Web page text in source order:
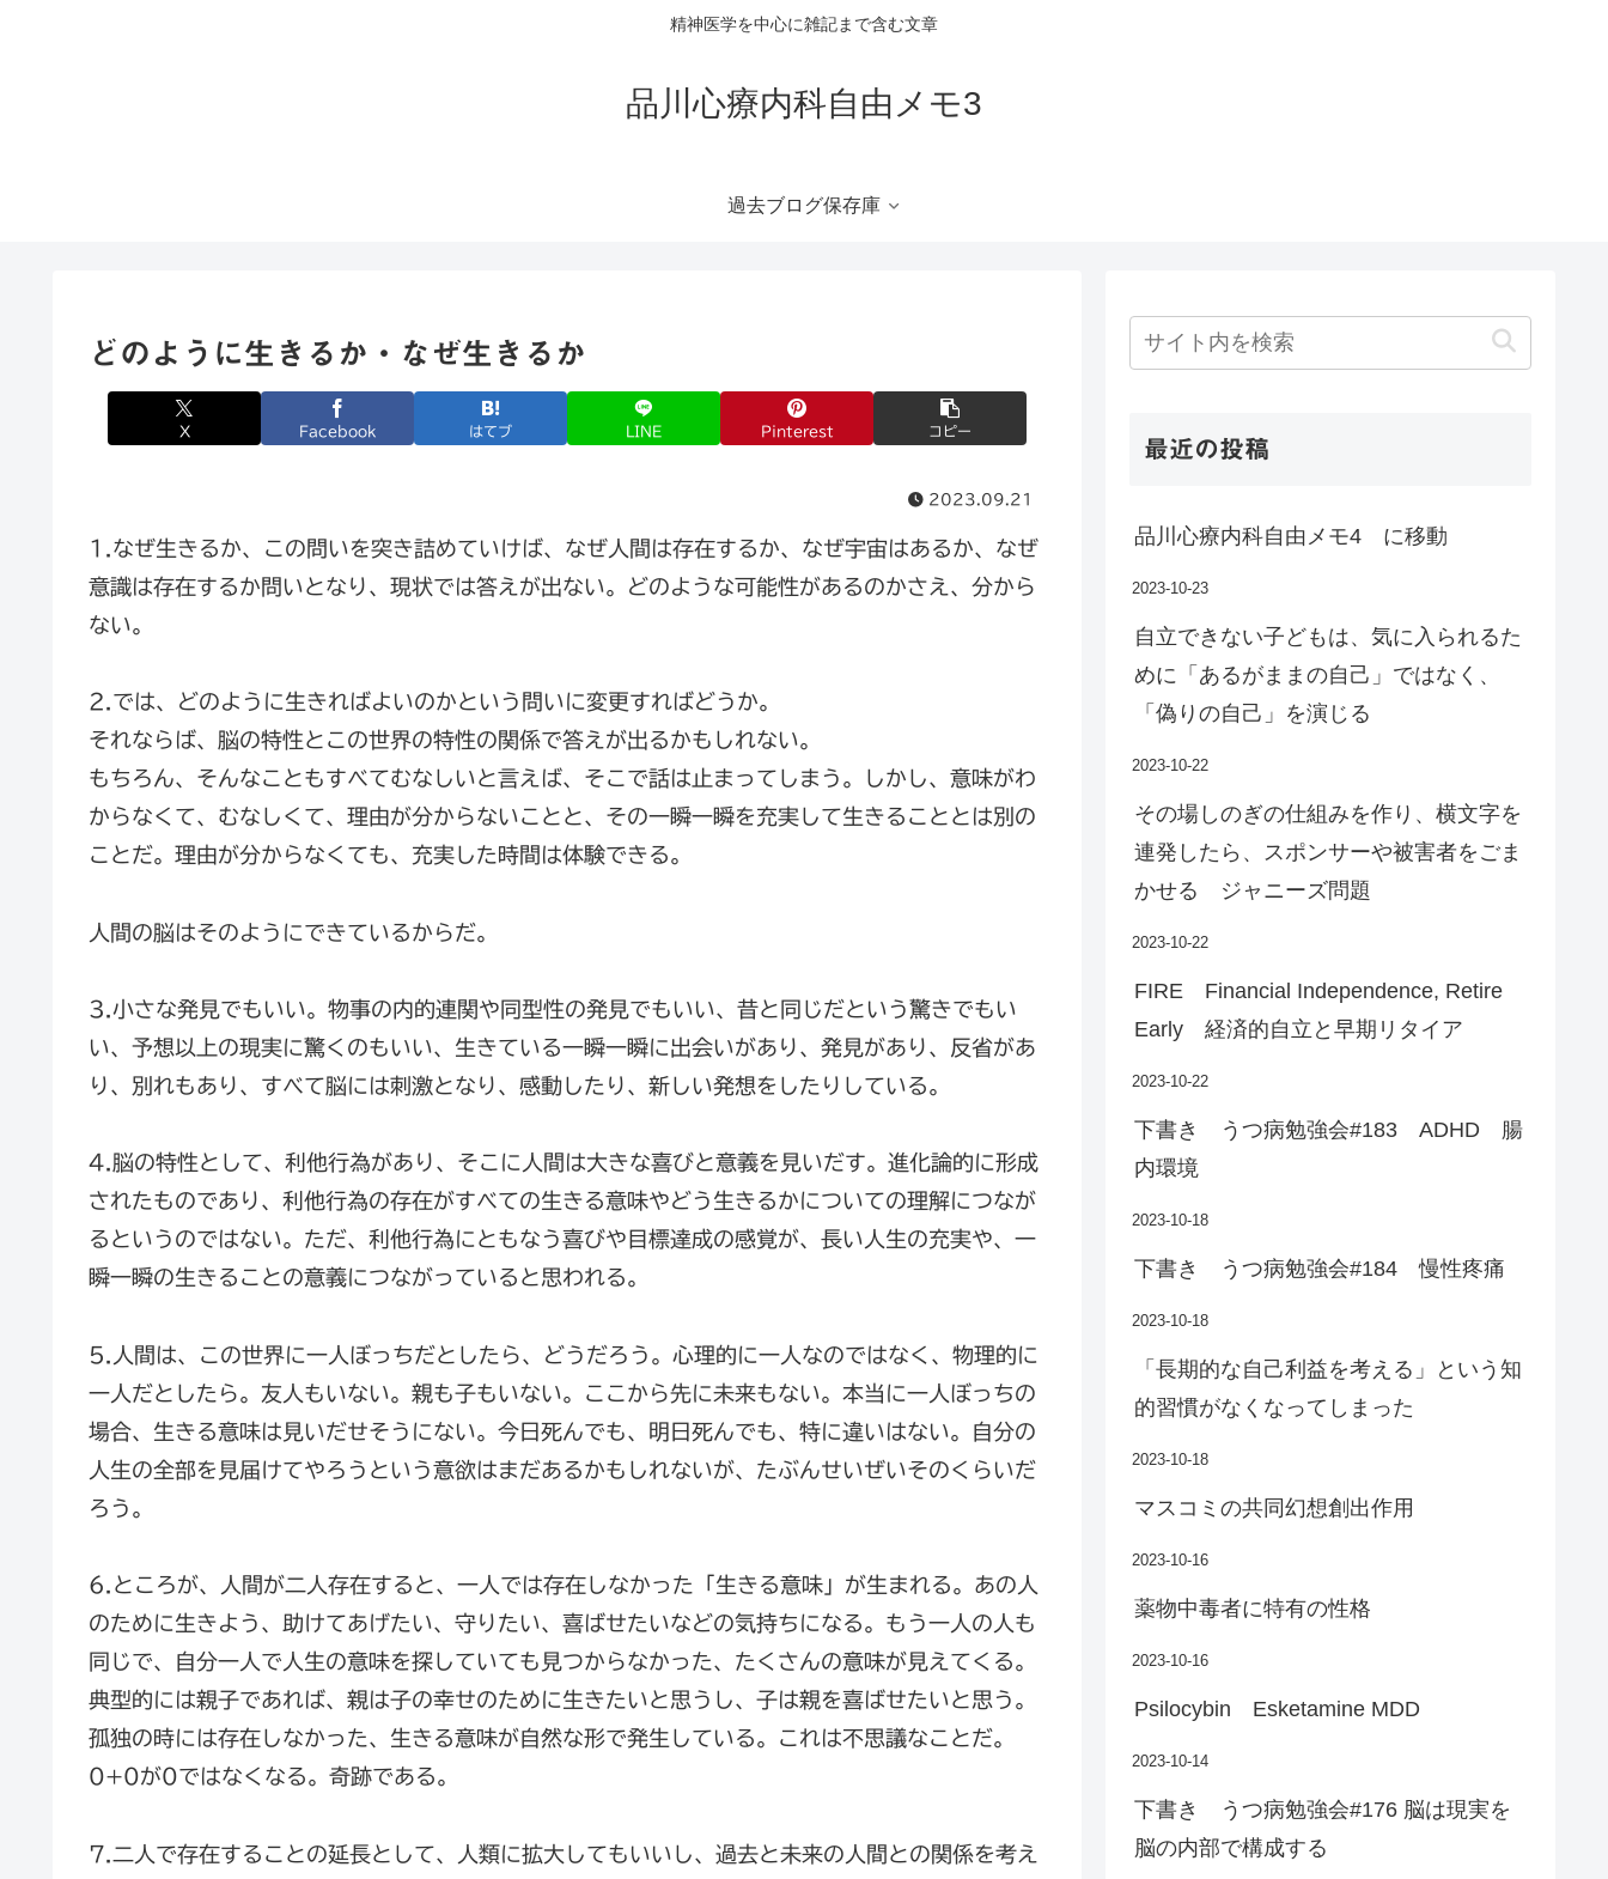
精神医学を中心に雑記まで含む文章
品川心療内科自由メモ3
過去ブログ保存庫
どのように生きるか・なぜ生きるか
X Facebook はてブ LINE Pinterest コピー
2023.09.21
1.なぜ生きるか、この問いを突き詰めていけば、なぜ人間は存在するか、なぜ宇宙はあるか、なぜ
意識は存在するか問いとなり、現状では答えが出ない。どのような可能性があるのかさえ、分から
ない。
2.では、どのように生きればよいのかという問いに変更すればどうか。
それならば、脳の特性とこの世界の特性の関係で答えが出るかもしれない。
もちろん、そんなこともすべてむなしいと言えば、そこで話は止まってしまう。しかし、意味がわ
からなくて、むなしくて、理由が分からないことと、その一瞬一瞬を充実して生きることとは別の
ことだ。理由が分からなくても、充実した時間は体験できる。
人間の脳はそのようにできているからだ。
3.小さな発見でもいい。物事の内的連関や同型性の発見でもいい、昔と同じだという驚きでもい
い、予想以上の現実に驚くのもいい、生きている一瞬一瞬に出会いがあり、発見があり、反省があ
り、別れもあり、すべて脳には刺激となり、感動したり、新しい発想をしたりしている。
4.脳の特性として、利他行為があり、そこに人間は大きな喜びと意義を見いだす。進化論的に形成
されたものであり、利他行為の存在がすべての生きる意味やどう生きるかについての理解につなが
るというのではない。ただ、利他行為にともなう喜びや目標達成の感覚が、長い人生の充実や、一
瞬一瞬の生きることの意義につながっていると思われる。
5.人間は、この世界に一人ぼっちだとしたら、どうだろう。心理的に一人なのではなく、物理的に
一人だとしたら。友人もいない。親も子もいない。ここから先に未来もない。本当に一人ぼっちの
場合、生きる意味は見いだせそうにない。今日死んでも、明日死んでも、特に違いはない。自分の
人生の全部を見届けてやろうという意欲はまだあるかもしれないが、たぶんせいぜいそのくらいだ
ろう。
6.ところが、人間が二人存在すると、一人では存在しなかった「生きる意味」が生まれる。あの人
のために生きよう、助けてあげたい、守りたい、喜ばせたいなどの気持ちになる。もう一人の人も
同じで、自分一人で人生の意味を探していても見つからなかった、たくさんの意味が見えてくる。
典型的には親子であれば、親は子の幸せのために生きたいと思うし、子は親を喜ばせたいと思う。
孤独の時には存在しなかった、生きる意味が自然な形で発生している。これは不思議なことだ。
0+0が0ではなくなる。奇跡である。
7.二人で存在することの延長として、人類に拡大してもいいし、過去と未来の人間との関係を考え
最近の投稿
品川心療内科自由メモ4 に移動
2023-10-23
自立できない子どもは、気に入られるた
めに「あるがままの自己」ではなく、
「偽りの自己」を演じる
2023-10-22
その場しのぎの仕組みを作り、横文字を
連発したら、スポンサーや被害者をごま
かせる ジャニーズ問題
2023-10-22
FIRE Financial Independence, Retire
Early 経済的自立と早期リタイア
2023-10-22
下書き うつ病勉強会#183 ADHD 腸
内環境
2023-10-18
下書き うつ病勉強会#184 慢性疼痛
2023-10-18
「長期的な自己利益を考える」という知
的習慣がなくなってしまった
2023-10-18
マスコミの共同幻想創出作用
2023-10-16
薬物中毒者に特有の性格
2023-10-16
Psilocybin Esketamine MDD
2023-10-14
下書き うつ病勉強会#176 脳は現実を
脳の内部で構成する